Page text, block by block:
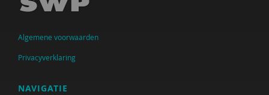
Algemene voorwaarden
Privacyverklaring
NAVIGATIE